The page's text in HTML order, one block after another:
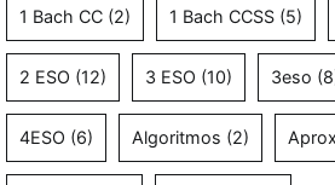
1 Bach CC (2) 1 Bach CCSS (5)
2 ESO (12) 3 ESO (10) 3eso
4ESO (6) Algoritmos (2)